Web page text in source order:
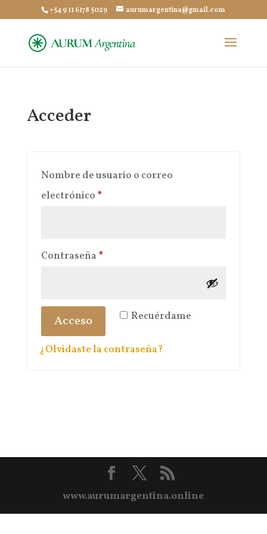
+54 9 11 6178 5029 aurumargentina@gmail.com
Acceder
Nombre de usuario o correo
electrónico *Obligatorio
Contraseña *Obligatorio
Recuérdame
Acceso
¿Olvidaste la contraseña?
www.aurumargentina.online